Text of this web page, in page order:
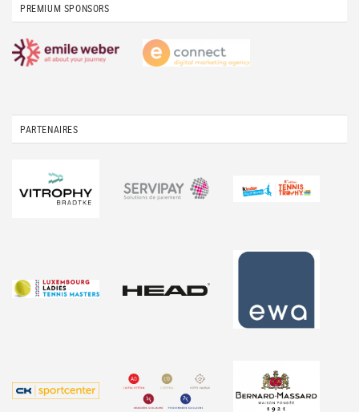
PREMIUM SPONSORS
PARTENAIRES